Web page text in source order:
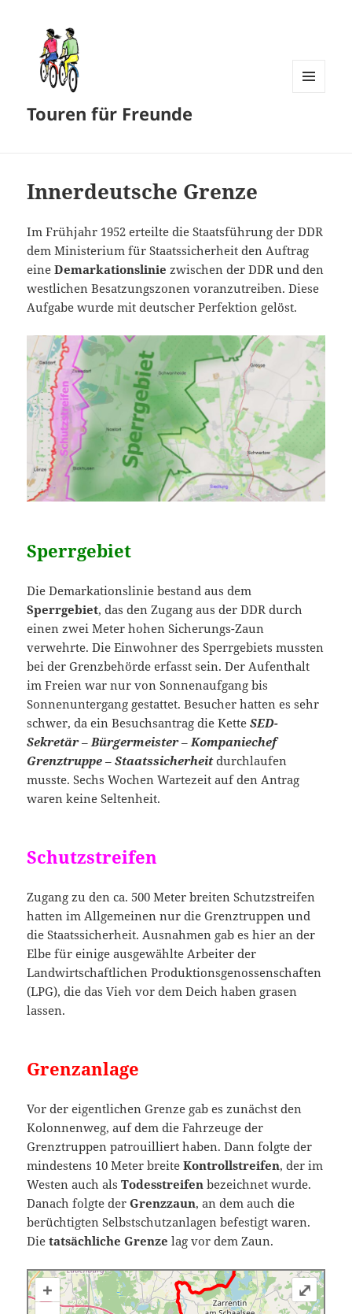
Touren für Freunde
Innerdeutsche Grenze
Im Frühjahr 1952 erteilte die Staatsführung der DDR
dem Ministerium für Staatssicherheit den Auftrag
eineDemarkationslinie zwischen der DDR und den
westlichen Besatzungszonen voranzutreiben. Diese
Aufgabe wurde mit deutscher Perfektion gelöst.
Sperrgebiet
Die Demarkationslinie bestand aus dem
Sperrgebiet, das den Zugang aus der DDR durch
einen zwei Meter hohen Sicherungs-Zaun
verwehrte. Die Einwohner des Sperrgebiets mussten
bei der Grenzbehörde erfasst sein. Der Aufenthalt
im Freien war nur von Sonnenaufgang bis
Sonnenuntergang gestattet. Besucher hatten es sehr
schwer, da ein Besuchsantrag die KetteSED-
Sekretär–Bürgermeister–Kompaniechef
Grenztruppe –Staatssicherheit durchlaufen
musste. Sechs Wochen Wartezeit auf den Antrag
waren keine Seltenheit.
Schutzstreifen
Zugang zu den ca. 500 Meter breiten Schutzstreifen
hatten im Allgemeinen nur die Grenztruppen und
die Staatssicherheit. Ausnahmen gab es hier an der
Elbe für einige ausgewählte Arbeiter der
Landwirtschaftlichen Produktionsgenossenschaften
(LPG), die das Vieh vor dem Deich haben grasen
lassen.
Grenzanlage
Vor der eigentlichen Grenze gab es zunächst den
Kolonnenweg, auf dem die Fahrzeuge der
Grenztruppen patrouilliert haben. Dann folgte der
mindestens 10 Meter breiteKontrollstreifen, der im
Westen auch alsTodesstreifen bezeichnet wurde.
Danach folgte derGrenzzaun, an dem auch die
berüchtigten Selbstschutzanlagen befestigt waren.
Dietatsächliche Grenze lag vor dem Zaun.
+
⤢